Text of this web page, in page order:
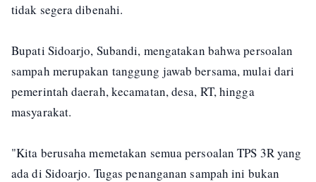
tidak segera dibenahi.
Bupati Sidoarjo, Subandi, mengatakan bahwa persoalan
sampah merupakan tanggung jawab bersama, mulai dari
pemerintah daerah, kecamatan, desa, RT, hingga
masyarakat.
"Kita berusaha memetakan semua persoalan TPS 3R yang
ada di Sidoarjo. Tugas penanganan sampah ini bukan